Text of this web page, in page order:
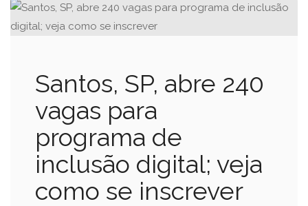
Santos, SP, abre 240
vagas para
programa de
inclusão digital; veja
como se inscrever